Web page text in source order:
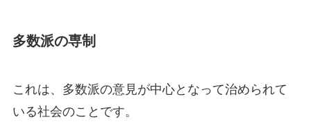
多数派の専制
これは、多数派の意見が中心となって治められて
いる社会のことです。